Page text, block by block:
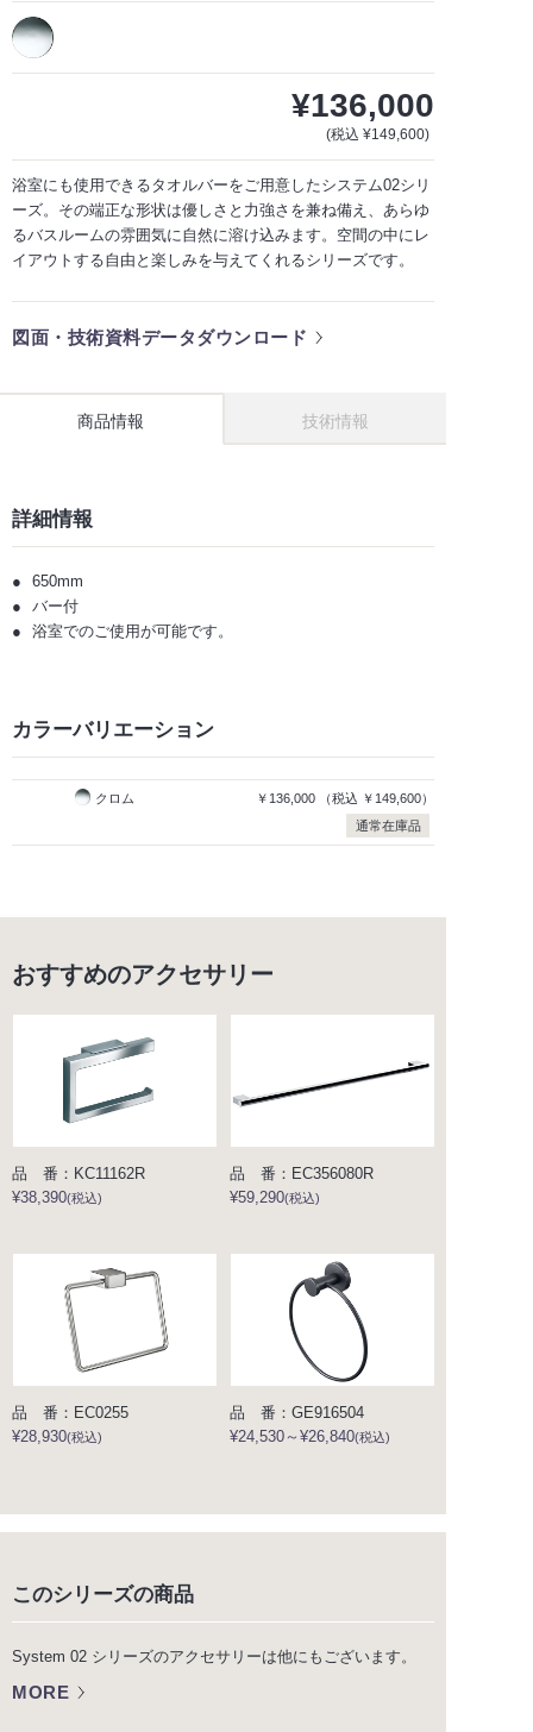
¥136,000
(税込 ¥149,600)
浴室にも使用できるタオルバーをご用意したシステム02シリ
ーズ。その端正な形状は優しさと力強さを兼ね備え、あらゆ
るバスルームの雰囲気に自然に溶け込みます。空間の中にレ
イアウトする自由と楽しみを与えてくれるシリーズです。
図面・技術資料データダウンロード
商品情報 技術情報
詳細情報
650mm
バー付
浴室でのご使用が可能です。
カラーバリエーション
クロム ￥136,000 （税込 ￥149,600）
通常在庫品
おすすめのアクセサリー
品 番：KC11162R
¥38,390(税込)
品 番：EC356080R
¥59,290(税込)
品 番：EC0255
¥28,930(税込)
品 番：GE916504
¥24,530～¥26,840(税込)
このシリーズの商品
System 02 シリーズのアクセサリーは他にもございます。
MORE